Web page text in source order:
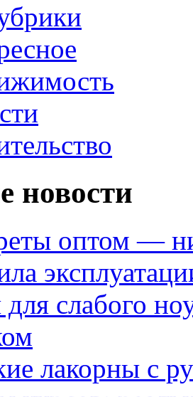
новости
оптом —
слабого
лакорны с